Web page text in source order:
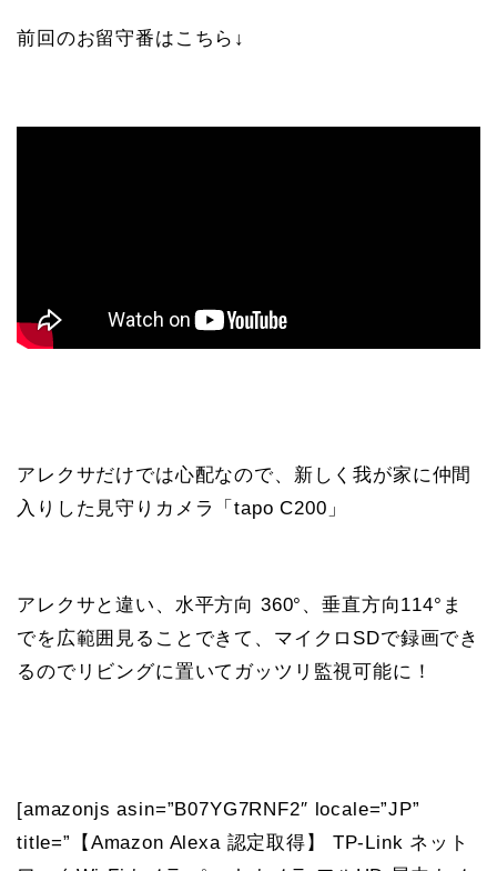
前回のお留守番はこちら↓
アレクサだけでは心配なので、新しく我が家に仲間
入りした見守りカメラ「tapo C200」
アレクサと違い、水平方向 360°、垂直方向114°ま
でを広範囲見ることできて、マイクロSDで録画でき
るのでリビングに置いてガッツリ監視可能に！
[amazonjs asin=”B07YG7RNF2″ locale=”JP”
title=”【Amazon Alexa 認定取得】 TP-Link ネット